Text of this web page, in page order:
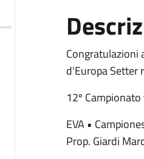
Congratulazioni
d'Europa Setter
12º
EVA •
Prop. Giardi